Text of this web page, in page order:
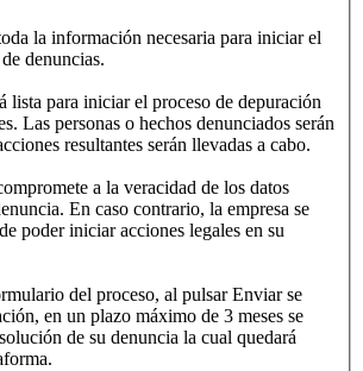
la información necesaria para iniciar el
denuncias.
lista para iniciar el proceso de depuración
Las personas o hechos denunciados serán
resultantes serán llevadas a cabo.
a la veracidad de los datos
En caso contrario, la empresa se
poder iniciar acciones legales en su
del proceso, al pulsar Enviar se
en un plazo máximo de 3 meses se
de su denuncia la cual quedará